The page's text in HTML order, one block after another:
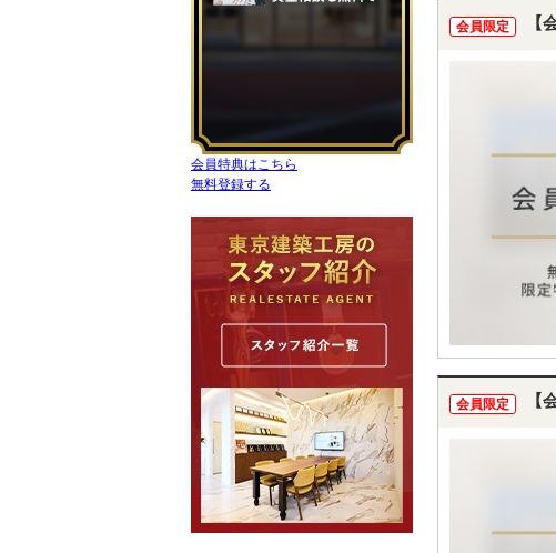
会員限定 【
会員限定 【
会員特典はこちら
無料登録する